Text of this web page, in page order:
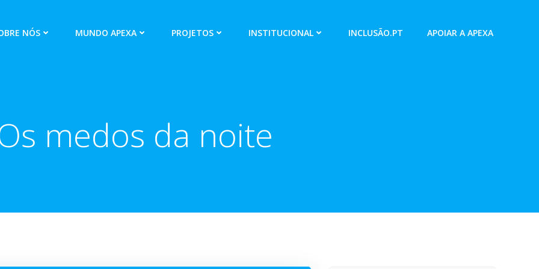
NÓS MUNDO APEXA PROJETOS INSTITUCIONAL INCLUSÃO.PT APOIAR A APEXA
medos da noite